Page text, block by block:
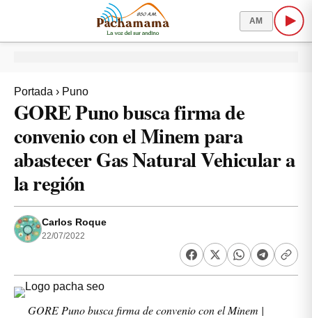
AM
Portada › Puno
GORE Puno busca firma de
convenio con el Minem para
abastecer Gas Natural Vehicular a
la región
Carlos Roque
22/07/2022
GORE Puno busca firma de convenio con el Minem |